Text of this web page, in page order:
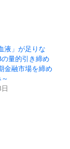
液」が足りな
量的引き締め
金融市場を締め